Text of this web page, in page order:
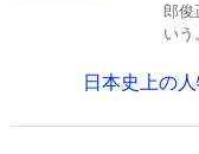
郎俊
いう
日本史上の